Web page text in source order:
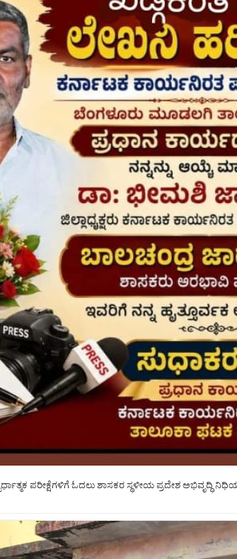
ಪರೀಕ್ಷೆಗಳಿಗೆ ಓದಲು ಶಾಸಕರ ಸ್ಥಳೀಯ ಪ್ರದೇಶ ಅಭಿವೃದ್ಧಿ